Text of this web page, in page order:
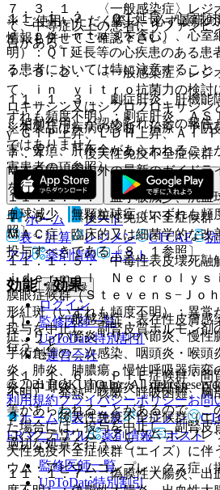
１１．１．２． ＱＴ延長、心室
ｅ ｐｏｉｎｔｅｓを含む）、心室
明）：ＱＴ延長等の心疾患のある患
る患者においては特に注意すること
１１．１．３． 劇症肝炎、肝機能
ずれも頻度不明）：劇症肝炎、ＡＳ
γ−ＧＴＰ上昇、ＬＤＨ上昇、Ａｌ−
害、黄疸、肝不全があらわれること
害患者の項参照〕。
１１．１．４． 血小板減少、汎血
血球減少、無顆粒球症（いずれも頻
照〕。
１１．１．５． 中毒性表皮壊死融
ｉｄｅｒｍａｌ Ｎｅｃｒｏｌｙｓ
膜眼症候群（Ｓｔｅｖｅｎｓ−Ｊｏ
形紅斑（いずれも頻度不明）：異常
投与を中止し、副腎皮質ホルモン剤
行うこと。
１１．１．６． ＰＩＥ症候群・間
不明）：発熱、咳嗽、呼吸困難、胸
等があらわれることがあるので、こ
た場合には、投与を中止し、副腎皮
適切な処置を行うこと。
１１．１．７． 偽膜性大腸炎、出
７．３．１． 〈一般感染症〉レジ
て、中等症以上の患者にリファンピ
告がある。
７．３．２． 〈一般感染症〉レジ
て、ｉｎ ｖｉｔｒｏ抗菌力の検討
ロキサシン又はシプロフロキサシン
し相加作用）が認められたとの報告
７．４． 〈後天性免疫不全症候群
ＭＡＣ症〉国内外の最新のガイドラ
を行うこと。
７．５． 〈後天性免疫不全症候群
ＭＡＣ症〉臨床的又は細菌学的な改
投与すべきである〔８．１参照〕。
効能・効果
１）． 一般感染症：表在性皮膚感
症、リンパ管炎・リンパ節炎、慢性
手術創等の二次感染、咽頭炎・喉頭
炎、肺炎、肺膿瘍、慢性呼吸器病変
炎、中耳炎、副鼻腔炎、猩紅熱、百
２）． 後天性免疫不全症候群（エ
コバクテリウム・アビウムコンプレ
天性免疫不全症候群（エイズ）に伴
ウム・アビウムコンプレックス症（
※ ご使用いただく際に、必ず最新の
情報も併せてご確認下さい。
※本製品は疾病の診断・治療・予防
ではありません。
ホーム
ノート
表・計算
レジメン CTCAE
アル
薬剤情報 ポスト
新規登録
ログイン
監修医師一覧
UpToDate特別割引
運営会社
© 2021 HOKUTO Inc. All rights
利用規約プライバシーポリシーお問
ホーム
表・計算 レジメン
ERマニュアル
薬剤情報 ポスト
監修医師一覧
UpToDate特別割引